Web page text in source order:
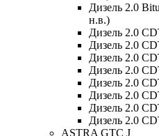
Дизель 2.0
н.в.)
Дизель 2.0
Дизель 2.0
Дизель 2.0
Дизель 2.0
Дизель 2.0
Дизель 2.0
Дизель 2.0
Дизель 2.0
ASTRA GTC J